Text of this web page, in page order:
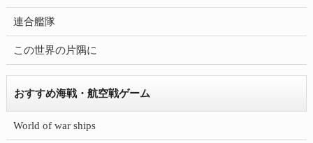
連合艦隊
この世界の片隅に
おすすめ海戦・航空戦ゲーム
World of war ships